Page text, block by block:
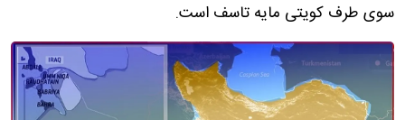
سوی طرف کویتی مایه تاسف است.